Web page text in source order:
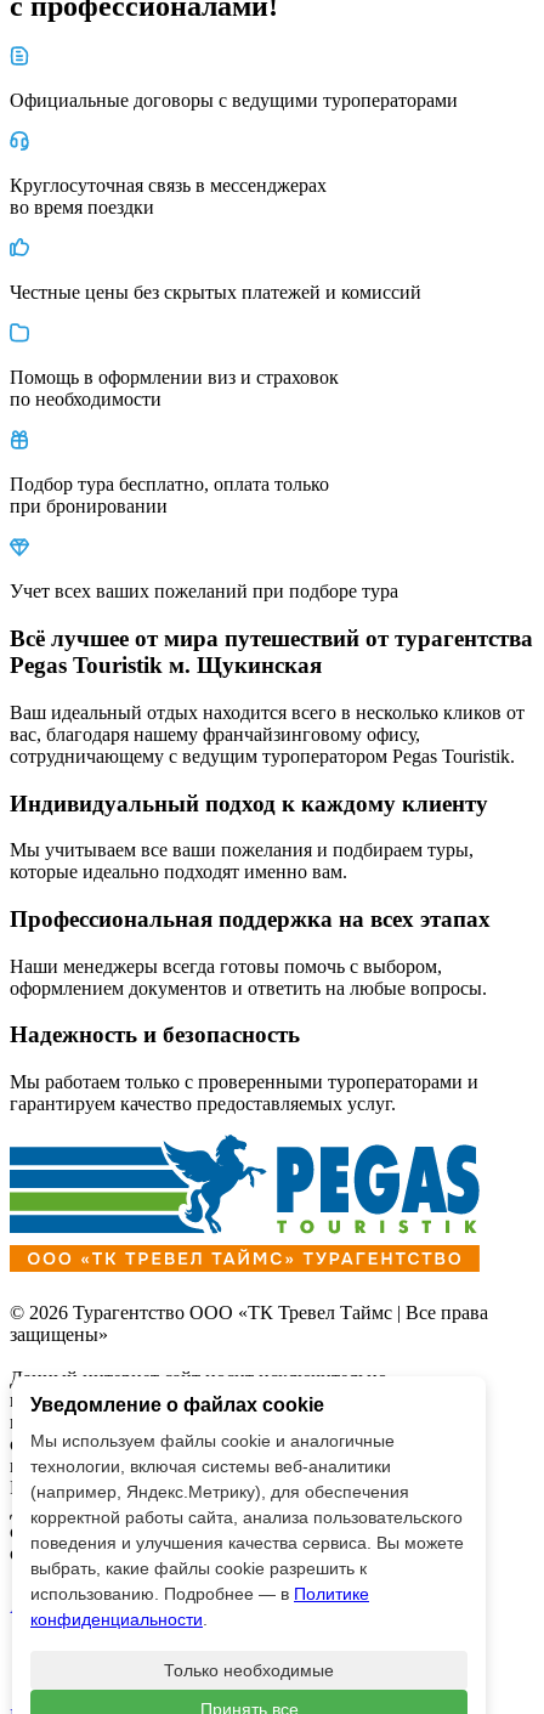
Официальные договоры с ведущими туроператорами
Круглосуточная связь в мессенджерах
во время поездки
Честные цены без скрытых платежей и комиссий
Помощь в оформлении виз и страховок
по необходимости
Подбор тура бесплатно, оплата только
при бронировании
Учет всех ваших пожеланий при подборе тура
Всё лучшее от мира путешествий от турагентства
Pegas Touristik м. Щукинская
Ваш идеальный отдых находится всего в несколько кликов от
вас, благодаря нашему франчайзинговому офису,
сотрудничающему с ведущим туроператором Pegas Touristik.
Индивидуальный подход к каждому клиенту
Мы учитываем все ваши пожелания и подбираем туры,
которые идеально подходят именно вам.
Профессиональная поддержка на всех этапах
Наши менеджеры всегда готовы помочь с выбором,
оформлением документов и ответить на любые вопросы.
Надежность и безопасность
Мы работаем только с проверенными туроператорами и
гарантируем качество предоставляемых услуг.
© 2026 Турагентство ООО «ТК Тревел Таймс | Все права
защищены»
Данный интернет сайт носит исключительно
информационный характер и
вся информация на нем не является публичной офертой,
определяемой
положениями Статьи 437 (2) Гражданского кодекса
Российской Федерации.
Для получения подробной информации о наличии и
стоимости, пожалуйста,
обращайтесь к менеджерам по продажам.
AppStore Google Play
Уведомление о файлах cookie
Мы используем файлы cookie и аналогичные
технологии, включая системы веб-аналитики
(например, Яндекс.Метрику), для обеспечения
корректной работы сайта, анализа пользовательского
поведения и улучшения качества сервиса. Вы можете
выбрать, какие файлы cookie разрешить к
использованию. Подробнее — в Политике
конфиденциальности
Только необходимые
Принять все